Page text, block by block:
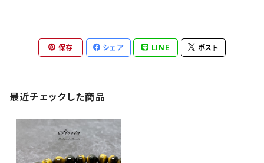
保存 シェア LINE ポスト
最近チェックした商品